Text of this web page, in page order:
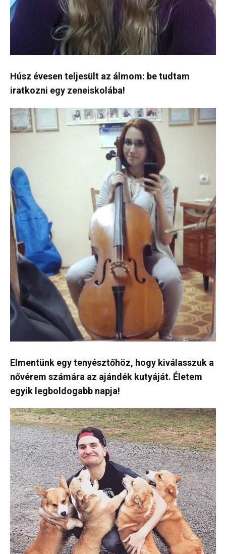
Húsz évesen teljesült az álmom: be tudtam
iratkozni egy zeneiskolába!
Elmentünk egy tenyésztőhöz, hogy kiválasszuk a
nővérem számára az ajándék kutyáját. Életem
egyik legboldogabb napja!